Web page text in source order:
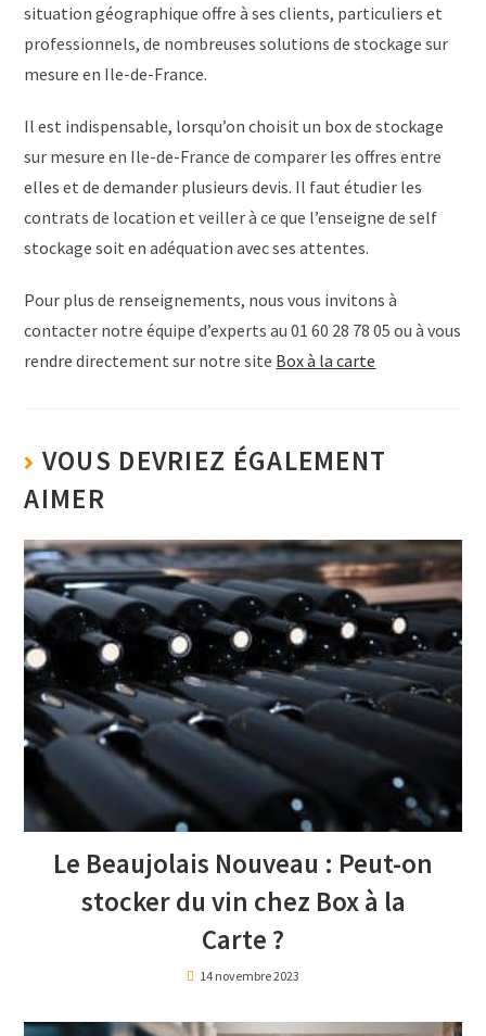
situation géographique offre à ses clients, particuliers et
professionnels, de nombreuses solutions de stockage sur
mesure en Ile-de-France.
Il est indispensable, lorsqu’on choisit un box de stockage
sur mesure en Ile-de-France de comparer les offres entre
elles et de demander plusieurs devis. Il faut étudier les
contrats de location et veiller à ce que l’enseigne de self
stockage soit en adéquation avec ses attentes.
Pour plus de renseignements, nous vous invitons à
contacter notre équipe d’experts au 01 60 28 78 05 ou à vous
rendre directement sur notre site Box à la carte
VOUS DEVRIEZ ÉGALEMENT
AIMER
Le Beaujolais Nouveau : Peut-on
stocker du vin chez Box à la
Carte ?
14 novembre 2023